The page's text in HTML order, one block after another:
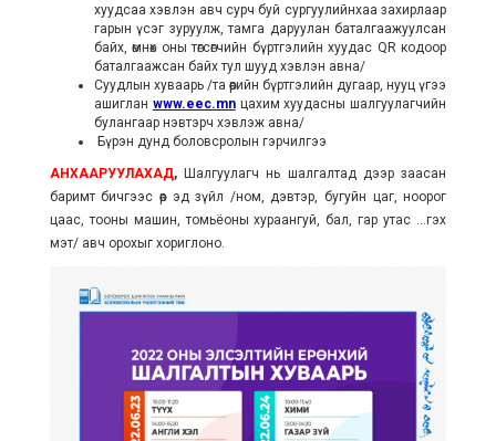
хуудсаа хэвлэн авч сурч буй сургуулийнхаа захирлаар
гарын үсэг зуруулж, тамга даруулан баталгаажуулсан
байх, өмнөх оны төгсөгчийн бүртгэлийн хуудас QR кодоор
баталгаажсан байх тул шууд хэвлэн авна/
Суудлын хуваарь /та өөрийн бүртгэлийн дугаар, нууц үгээ
ашиглан www.eec.mnцахим хуудасны шалгуулагчийн
булангаар нэвтэрч хэвлэж авна/
Бүрэн дунд боловсролын гэрчилгээ
АНХААРУУЛАХАД,Шалгуулагч нь шалгалтад дээр заасан
баримт бичгээс өөр эд зүйл /ном, дэвтэр, бугуйн цаг, ноорог
цаас, тооны машин, томьёоны хураангуй, бал, гар утас ...гэх
мэт/ авч орохыг хориглоно.